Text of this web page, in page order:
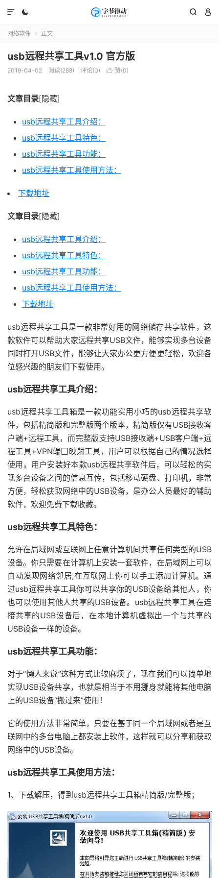
  

网络软件  正文
usb远程共享工具v1.0 官方版
2019-04-02 阅读(288) 评论(0)  赞(0)
文章目录[隐藏]
usb远程共享工具介绍：
usb远程共享工具特色：
usb远程共享工具功能：
usb远程共享工具使用方法：
下载地址
文章目录[隐藏]
usb远程共享工具介绍：
usb远程共享工具特色：
usb远程共享工具功能：
usb远程共享工具使用方法：
下载地址
usb远程共享工具是一款非常好用的网络储存共享软件，这
款软件可以帮助大家远程共享USB文件，能够实现多台设备
同时打开USB文件，能够让大家办公更方便更轻松，欢迎各
位感兴趣的朋友们下载使用。
usb远程共享工具介绍：
usb远程共享工具箱是一款功能实用小巧的usb远程共享软
件，包括精简版和完整版两个版本，精简版仅有USB接收客
户端+远程工具，而完整版支持USB接收端+USB客户端+远
程工具+VPN端囗映射工具，用户可以根据自己的情况选择
使用。用户安装好本款usb远程共享软件后，可以轻松的实
现多台设备之间的信息互传，包括移动硬盘、打印机，非常
方便，轻松获取网络中的USB设备，是办公人员最好的辅助
软件，欢迎免费下载收藏。
usb远程共享工具特色：
允许在局域网或互联网上任意计算机间共享任何类型的USB
设备。你只需要在计算机上安装一套软件，在局域网上可以
自动发现网络邻居;在互联网上你可以手工添加计算机。通
过usb远程共享工具你可以共享你的USB设备给其他人，你
也可以使用其他人共享的USB设备。usb远程共享工具在连
接共享的USB设备后，在本地计算机虚拟出一个与共享的
USB设备一样的设备。
usb远程共享工具功能：
对于“懒人来说”这种方式比较麻烦了，现在我们可以简单地
实现USB设备共享，也就是相当于不用挪身就能将其他电脑
上的USB设备“搬过来”使用！
它的使用方法非常简单，只要在基于同一个局域网或者是互
联网中的多台电脑上都安装上软件，这样就可以分享和获取
网络中的USB设备。
usb远程共享工具使用方法：
1、下载解压，得到usb远程共享工具箱精简版/完整版；